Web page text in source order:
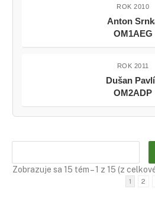
ROK 2010
Anton
OM1AEG
ROK 2011
Dušan
OM2ADP
Zobrazuje sa 15 tém – 1 z 15 (z
1 2